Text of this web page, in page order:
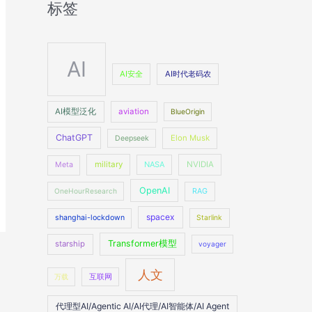
标签
AI AI安全 AI时代老码农
AI模型泛化 aviation BlueOrigin
ChatGPT Deepseek Elon Musk
Meta military NASA NVIDIA
OneHourResearch OpenAI RAG
shanghai-lockdown spacex Starlink
starship Transformer模型 voyager
万载 互联网 人文
代理型AI/Agentic AI/AI代理/AI智能体/AI Agent